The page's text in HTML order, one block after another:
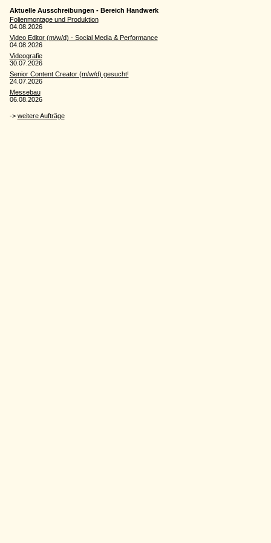
Aktuelle Ausschreibungen - Bereich Handwerk
Folienmontage und Produktion
04.08.2026
Video Editor (m/w/d) - Social Media & Performance
04.08.2026
Videografie
30.07.2026
Senior Content Creator (m/w/d) gesucht!
24.07.2026
Messebau
06.08.2026
-> weitere Aufträge